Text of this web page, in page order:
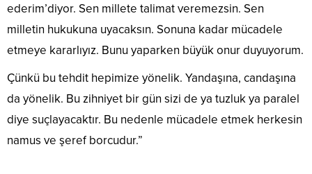
ederim’diyor. Sen millete talimat veremezsin. Sen
milletin hukukuna uyacaksın. Sonuna kadar mücadele
etmeye kararlıyız. Bunu yaparken büyük onur duyuyorum.
Çünkü bu tehdit hepimize yönelik. Yandaşına, candaşına
da yönelik. Bu zihniyet bir gün sizi de ya tuzluk ya paralel
diye suçlayacaktır. Bu nedenle mücadele etmek herkesin
namus ve şeref borcudur.”